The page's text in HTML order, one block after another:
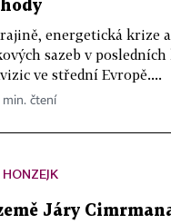
energetická krize
sazeb v
ve střední Evropě....
min. čtení
HONZEJK
Járy